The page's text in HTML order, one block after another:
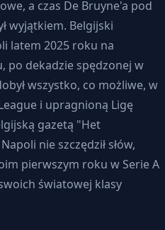
a czas De Bruyne'a pod
wyjątkiem. Belgijski
latem 2025 roku na
po dekadzie spędzonej w
wszystko, co możliwe, w
i upragnioną Ligę
gazetą "Het
nie szczędził słów,
pierwszym roku w Serie A
światowej klasy